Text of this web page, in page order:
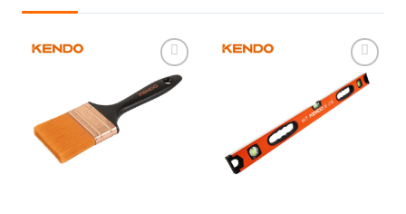
Add to
wishlist
Add to
wishlist